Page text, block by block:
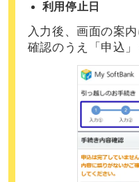
利用停止日
入力後、画面の案
確認のうえ「申込」